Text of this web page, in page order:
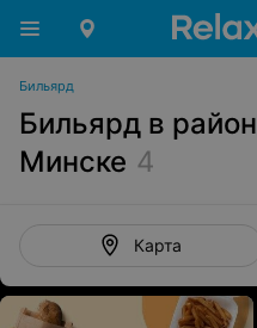
Бильярд
Бильярд в
Минске 4
Карта